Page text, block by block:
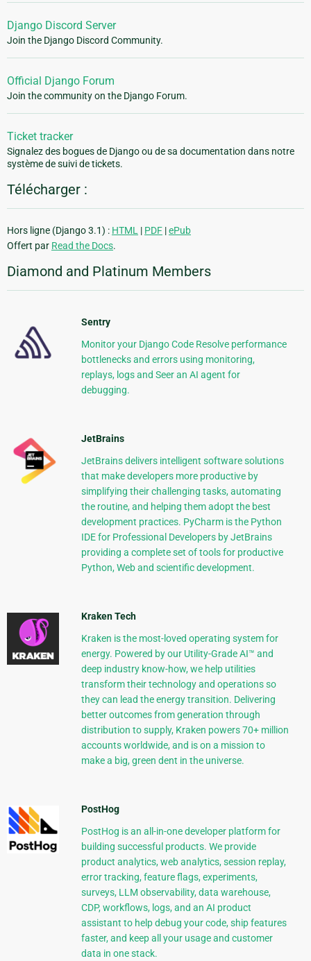
Django Discord Server
Join the Django Discord Community.
Official Django Forum
Join the community on the Django Forum.
Ticket tracker
Signalez des bogues de Django ou de sa documentation dans notre
système de suivi de tickets.
Télécharger :
Hors ligne (Django 3.1) : HTML | PDF |ePub
Offert par Read the Docs.
Diamond and Platinum Members
Sentry
Monitor your Django Code Resolve performance
bottlenecks and errors using monitoring,
replays, logs and Seer an AI agent for
debugging.
JetBrains
JetBrains delivers intelligent software solutions
that make developers more productive by
simplifying their challenging tasks, automating
the routine, and helping them adopt the best
development practices. PyCharm is the Python
IDE for Professional Developers by JetBrains
providing a complete set of tools for productive
Python, Web and scientific development.
Kraken Tech
Kraken is the most-loved operating system for
energy. Powered by our Utility-Grade AI™ and
deep industry know-how, we help utilities
transform their technology and operations so
they can lead the energy transition. Delivering
better outcomes from generation through
distribution to supply, Kraken powers 70+ million
accounts worldwide, and is on a mission to
make a big, green dent in the universe.
PostHog
PostHog is an all-in-one developer platform for
building successful products. We provide
product analytics, web analytics, session replay,
error tracking, feature flags, experiments,
surveys, LLM observability, data warehouse,
CDP, workflows, logs, and an AI product
assistant to help debug your code, ship features
faster, and keep all your usage and customer
data in one stack.